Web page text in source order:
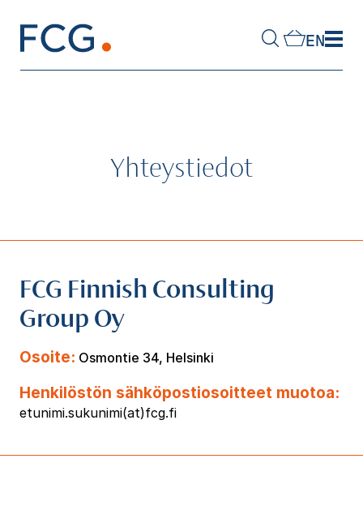
content
EN
Yhteystiedot
FCG Finnish Consulting
Group Oy
Osoite: Osmontie 34, Helsinki
Henkilöstön sähköpostiosoitteet muotoa:
etunimi.sukunimi(at)fcg.fi